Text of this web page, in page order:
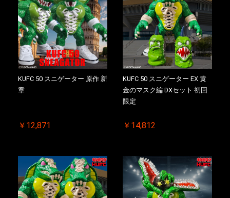
KUFC 50 スニゲーター 原作 新
章
￥12,871
KUFC 50 スニゲーター EX 黄
金のマスク編 DXセット 初回
限定
￥14,812